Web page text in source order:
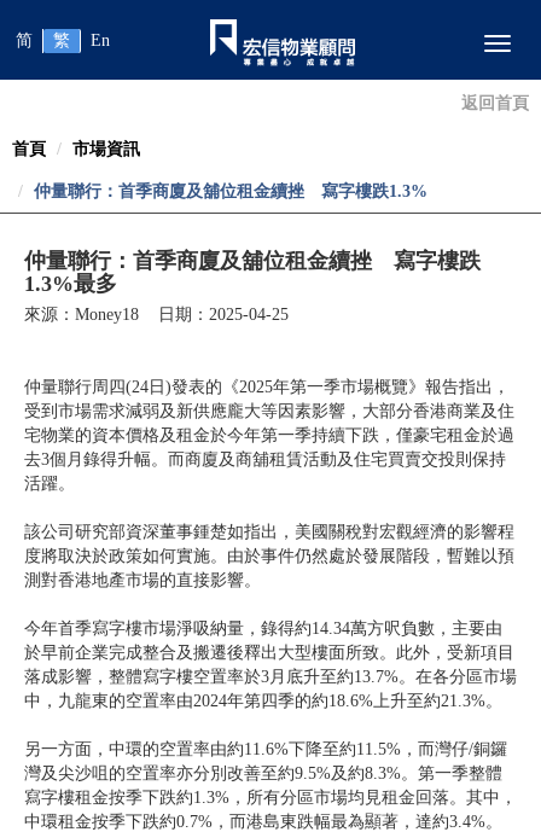
简 繁 En
返回首頁
首頁 市場資訊
仲量聯行：首季商廈及舖位租金續挫 寫字樓跌1.3%
仲量聯行：首季商廈及舖位租金續挫 寫字樓跌
1.3%最多
來源：Money18 日期：2025-04-25
仲量聯行周四(24日)發表的《2025年第一季市場概覽》報告指出，
受到市場需求減弱及新供應龐大等因素影響，大部分香港商業及住
宅物業的資本價格及租金於今年第一季持續下跌，僅豪宅租金於過
去3個月錄得升幅。而商廈及商舖租賃活動及住宅買賣交投則保持
活躍。
該公司研究部資深董事鍾楚如指出，美國關稅對宏觀經濟的影響程
度將取決於政策如何實施。由於事件仍然處於發展階段，暫難以預
測對香港地產市場的直接影響。
今年首季寫字樓市場淨吸納量，錄得約14.34萬方呎負數，主要由
於早前企業完成整合及搬遷後釋出大型樓面所致。此外，受新項目
落成影響，整體寫字樓空置率於3月底升至約13.7%。在各分區市場
中，九龍東的空置率由2024年第四季的約18.6%上升至約21.3%。
另一方面，中環的空置率由約11.6%下降至約11.5%，而灣仔/銅鑼
灣及尖沙咀的空置率亦分別改善至約9.5%及約8.3%。第一季整體
寫字樓租金按季下跌約1.3%，所有分區市場均見租金回落。其中，
中環租金按季下跌約0.7%，而港島東跌幅最為顯著，達約3.4%。